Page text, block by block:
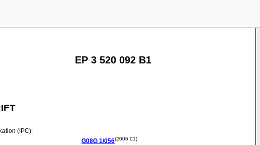
EP 3 520 092 B1
(IPC):
G08G 1/056(2006.01)